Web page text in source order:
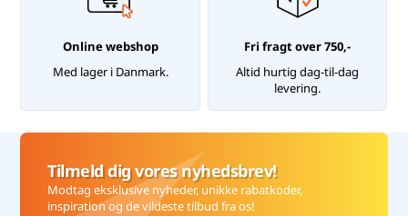
Online webshop
Med lager i Danmark.
Fri fragt over 750,-
Altid hurtig dag-til-dag
levering.
Tilmeld dig vores nyhedsbrev!
Modtag eksklusive nyheder, unikke rabatkoder,
inspiration og de vildeste tilbud fra os!